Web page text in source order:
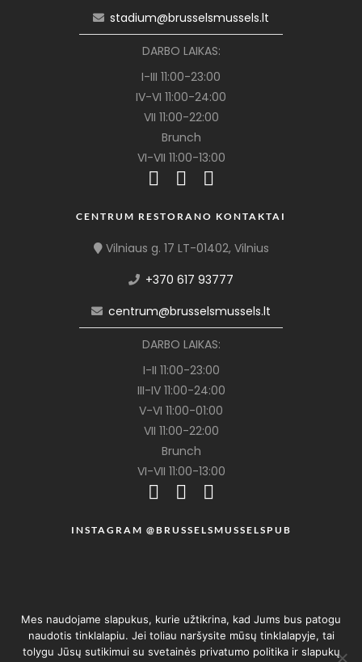
stadium@brusselsmussels.lt
DARBO LAIKAS:
I-III 11:00-23:00
IV-VI 11:00-24:00
VII 11:00-22:00
Brunch
VI-VII 11:00-13:00
CENTRUM RESTORANO KONTAKTAI
Vilniaus g. 17 LT-01402, Vilnius
+370 617 93777
centrum@brusselsmussels.lt
DARBO LAIKAS:
I-II 11:00-23:00
III-IV 11:00-24:00
V-VI 11:00-01:00
VII 11:00-22:00
Brunch
VI-VII 11:00-13:00
INSTAGRAM @BRUSSELSMUSSELSPUB
Mes naudojame slapukus, kurie užtikrina, kad Jums bus patogu
naudotis tinklalapiu. Jei toliau naršysite mūsų tinklalapyje, tai
tolygu Jūsų sutikimui su svetainės privatumo politika ir slapukų